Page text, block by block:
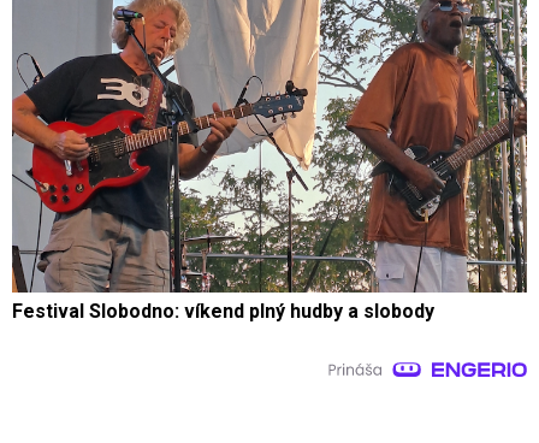
Festival Slobodno: víkend plný hudby a slobody